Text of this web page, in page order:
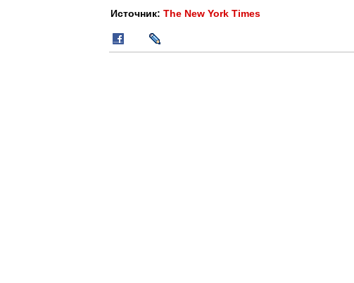
Источник: The New York Times